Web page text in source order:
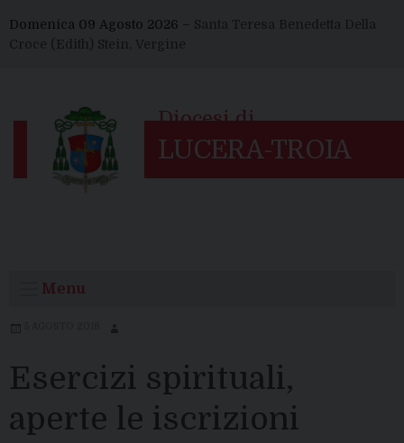
to
content
Domenica 09 Agosto 2026 – Santa Teresa Benedetta Della
Croce (Edith) Stein, Vergine
Menu
Esercizi spirituali,
aperte le iscrizioni